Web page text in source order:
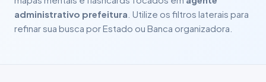
administrativo prefeitura . Utilize os filtros laterais para
refinar sua busca por Estado ou Banca organizadora.